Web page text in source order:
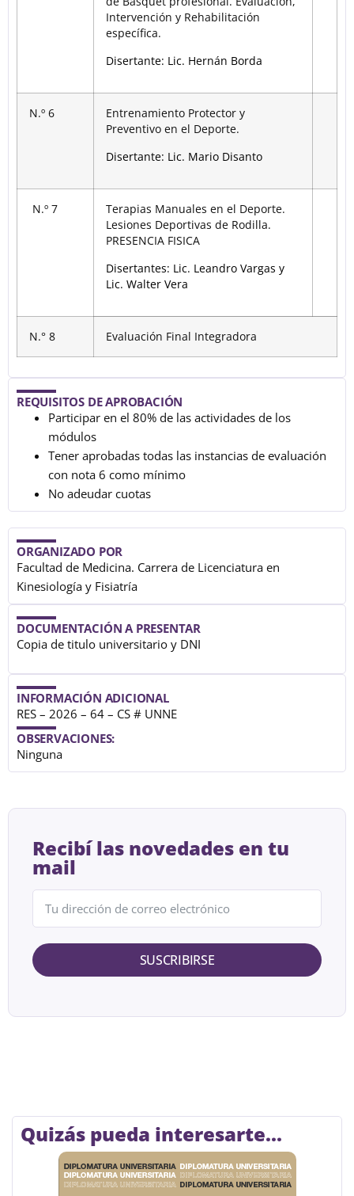
Intervención y Rehabilitación
específica.
Disertante: Lic. Hernán Borda
N.º 6
Entrenamiento Protector y
Preventivo en el Deporte.
Disertante: Lic. Mario Disanto
N.º 7
Terapias Manuales en el Deporte.
Lesiones Deportivas de Rodilla.
PRESENCIA FISICA
Disertantes: Lic. Leandro Vargas y
Lic. Walter Vera
N.° 8 Evaluación Final Integradora
REQUISITOS DE APROBACIÓN
Participar en el 80% de las actividades de los
módulos
Tener aprobadas todas las instancias de evaluación
con nota 6 como mínimo
No adeudar cuotas
ORGANIZADO POR
Facultad de Medicina. Carrera de Licenciatura en
Kinesiología y Fisiatría
DOCUMENTACIÓN A PRESENTAR
Copia de titulo universitario y DNI
INFORMACIÓN ADICIONAL
RES – 2026 – 64 – CS # UNNE
OBSERVACIONES:
Ninguna
Recibí las novedades en tu
mail
SUSCRIBIRSE
Quizás pueda interesarte...